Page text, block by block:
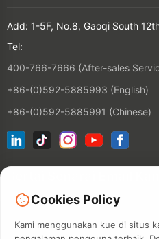
Add: 1-5F, No.8, Gaoqi South
Tel:
400-766-7666 (After-sales
+86-(0)592-5885993 (English)
+86-(0)592-5885991 (Chinese)
Cookies Policy
Kami menggunakan kue di situs